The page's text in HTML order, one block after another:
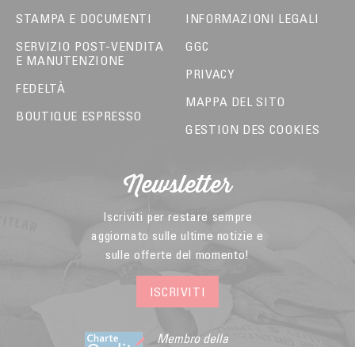
STAMPA E DOCUMENTI
SERVIZIO POST-VENDITA
E MANUTENZIONE
FEDELTÀ
BOUTIQUE ESPRESSO
INFORMAZIONI LEGALI
GGC
PRIVACY
MAPPA DEL SITO
GESTION DES COOKIES
Newsletter
Iscriviti per restare sempre
aggiornato sulle ultime notizie e
sulle offerte del momento!
ISCRIVITI
Membro della